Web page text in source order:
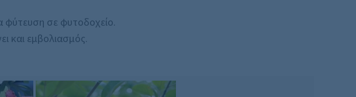
φύτευση σε φυτοδοχείο.
και εμβολιασμός.